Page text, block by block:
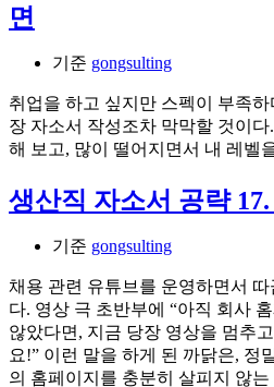
면
기준 gongsulting
취업을 하고 싶지만 스펙이 부족
장 자소서 작성조차 막막할 것이
해 보고, 많이 떨어지면서 내 레벨
생산직 자소서 공략
기준 gongsulting
채용 관련 유튜브를 운영하면서
다. 영상 극 초반부에 “아직 회사
않았다면, 지금 당장 영상을 멈추
요!” 이런 말을 하게 된 까닭은, 정
의 홈페이지를 충분히 살피지 않